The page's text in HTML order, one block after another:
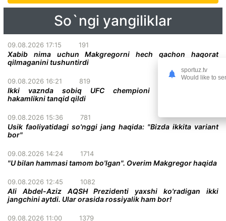
So`ngi yangiliklar
09.08.2026 17:15 191
Xabib nima uchun Makgregorni hech qachon haqorat
qilmaganini tushuntirdi
09.08.2026 16:21 819
Ikki vaznda sobiq UFC chempioni promoushendagi
hakamlikni tanqid qildi
09.08.2026 15:36 781
Usik faoliyatidagi so'nggi jang haqida: "Bizda ikkita variant
bor"
09.08.2026 14:24 1714
"U bilan hammasi tamom bo'lgan". Overim Makgregor haqida
09.08.2026 12:45 1082
Ali Abdel-Aziz AQSH Prezidenti yaxshi ko'radigan ikki
jangchini aytdi. Ular orasida rossiyalik ham bor!
09.08.2026 11:00 1379
sportuz.tv
Would like to